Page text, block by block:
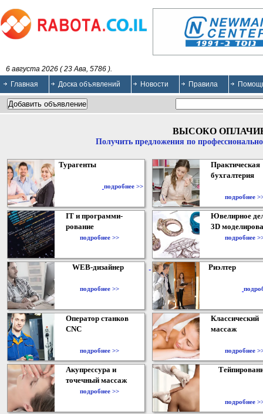
6 августа 2026 ( 23 Ава, 5786 ).
Главная
Доска объявлений Новости Правила
ВЫСОКО
Получить предложения по
Турагенты
подробнее >>
Практическая
бухгалтерия
подробнее
IT и программи-
рование
подробнее >>
Ювелирное
3D
подробнее
WEB-дизайнер
подробнее >>
Риэлтер
Оператор станков
CNC
подробнее >>
Классический
массаж
подробнее
Акупрессура и
точечный массаж
подробнее >>
подробнее